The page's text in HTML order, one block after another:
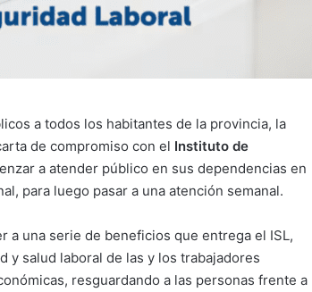
a todos los habitantes de la provincia, la
de compromiso con el Instituto de
a atender público en sus dependencias en
para luego pasar a una atención semanal.
a una serie de beneficios que entrega el ISL,
y salud laboral de las y los trabajadores
resguardando a las personas frente a